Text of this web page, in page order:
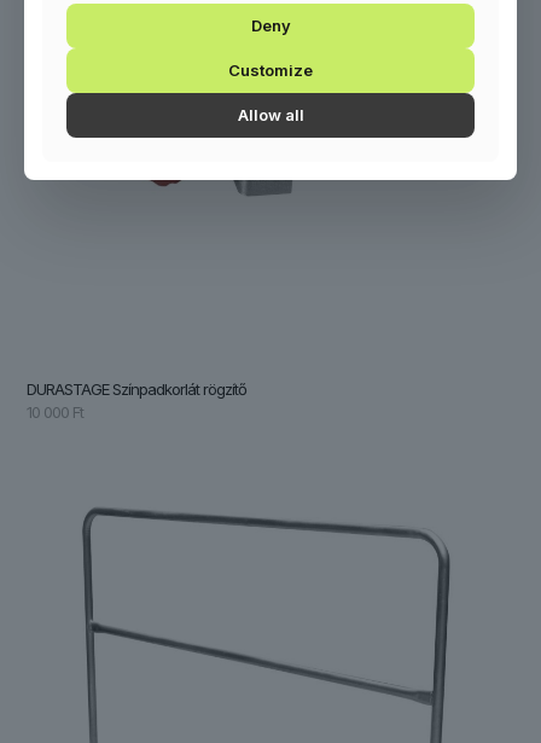
DURASTAGE Színpadkorlát rögzítő
10 000 Ft
Deny
Customize
Allow all